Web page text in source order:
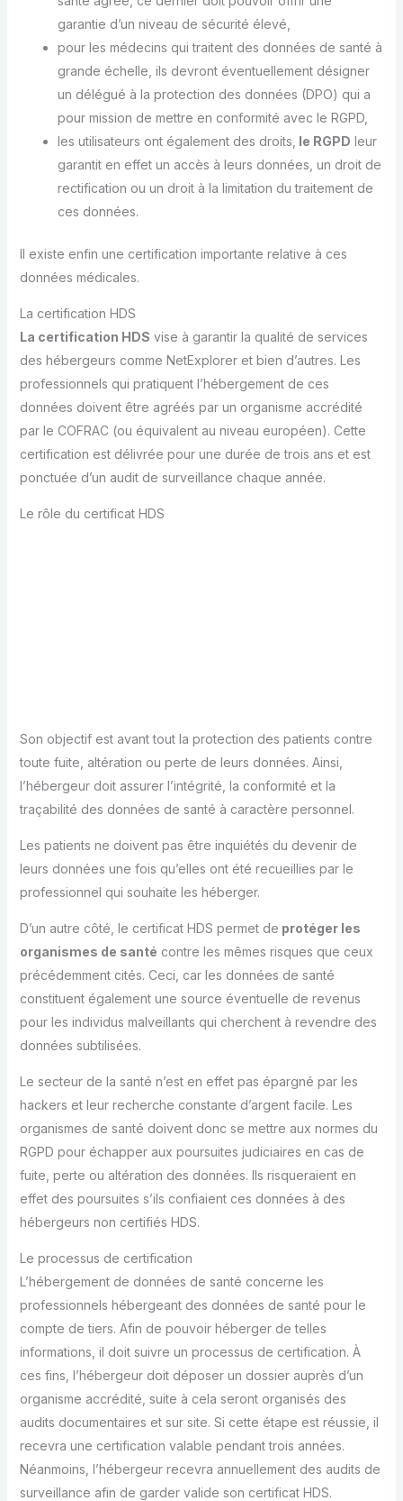
garantie d’un niveau de sécurité élevé,
pour les médecins qui traitent des données de santé à
grande échelle, ils devront éventuellement désigner
un délégué à la protection des données (DPO) qui a
pour mission de mettre en conformité avec le RGPD,
les utilisateurs ont également des droits, le RGPD leur
garantit en effet un accès à leurs données, un droit de
rectification ou un droit à la limitation du traitement de
ces données.
Il existe enfin une certification importante relative à ces
données médicales.
La certification HDS
La certification HDS vise à garantir la qualité de services
des hébergeurs comme NetExplorer et bien d’autres. Les
professionnels qui pratiquent l’hébergement de ces
données doivent être agréés par un organisme accrédité
par le COFRAC (ou équivalent au niveau européen). Cette
certification est délivrée pour une durée de trois ans et est
ponctuée d’un audit de surveillance chaque année.
Le rôle du certificat HDS
Son objectif est avant tout la protection des patients contre
toute fuite, altération ou perte de leurs données. Ainsi,
l’hébergeur doit assurer l’intégrité, la conformité et la
traçabilité des données de santé à caractère personnel.
Les patients ne doivent pas être inquiétés du devenir de
leurs données une fois qu’elles ont été recueillies par le
professionnel qui souhaite les héberger.
D’un autre côté, le certificat HDS permet de protéger les
organismes de santé contre les mêmes risques que ceux
précédemment cités. Ceci, car les données de santé
constituent également une source éventuelle de revenus
pour les individus malveillants qui cherchent à revendre des
données subtilisées.
Le secteur de la santé n’est en effet pas épargné par les
hackers et leur recherche constante d’argent facile. Les
organismes de santé doivent donc se mettre aux normes du
RGPD pour échapper aux poursuites judiciaires en cas de
fuite, perte ou altération des données. Ils risqueraient en
effet des poursuites s’ils confiaient ces données à des
hébergeurs non certifiés HDS.
Le processus de certification
L’hébergement de données de santé concerne les
professionnels hébergeant des données de santé pour le
compte de tiers. Afin de pouvoir héberger de telles
informations, il doit suivre un processus de certification. À
ces fins, l’hébergeur doit déposer un dossier auprès d’un
organisme accrédité, suite à cela seront organisés des
audits documentaires et sur site. Si cette étape est réussie, il
recevra une certification valable pendant trois années.
Néanmoins, l’hébergeur recevra annuellement des audits de
surveillance afin de garder valide son certificat HDS.